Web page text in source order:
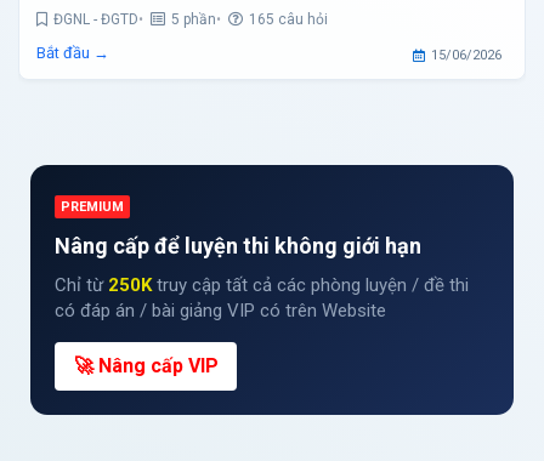
ĐGNL - ĐGTD 5 phần 165 câu hỏi
Bắt đầu → 15/06/2026
PREMIUM
Nâng cấp để luyện thi không giới hạn
Chỉ từ 250Ktruy cập tất cả các phòng luyện / đề thi
có đáp án / bài giảng VIP có trên Website
🚀 Nâng cấp VIP